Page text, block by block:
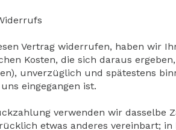
Vertrag widerrufen, haben wir
Kosten, die sich daraus
unverzüglich und spätestens
eingegangen ist.
verwenden wir dasselbe
etwas anderes vereinbart;